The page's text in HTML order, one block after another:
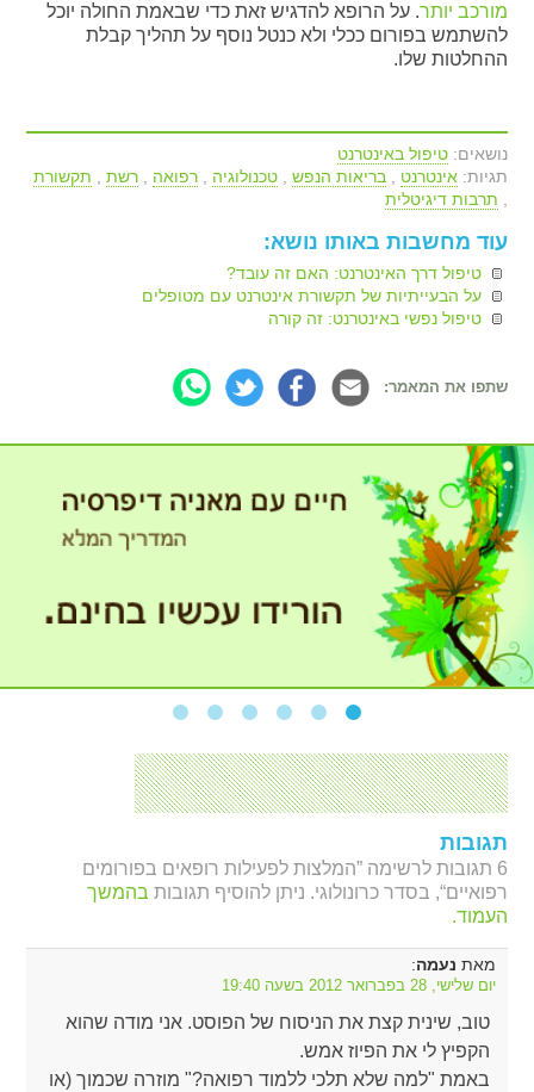
מורכב יותר. על הרופא להדגיש זאת כדי שבאמת החולה יוכל
להשתמש בפורום ככלי ולא כנטל נוסף על תהליך קבלת
ההחלטות שלו.
נושאים:טיפול באינטרנט
תגיות: אינטרנט ,בריאות הנפש ,טכנולוגיה ,רפואה ,רשת
תקשורת
תרבות דיגיטלית
עוד מחשבות באותו נושא:
טיפול דרך האינטרנט: האם זה עובד?
על הבעייתיות של תקשורת אינטרנט עם מטופלים
טיפול נפשי באינטרנט: זה קורה
שתפו את המאמר:
תגובות
6 תגובות לרשימה ”המלצות לפעילות רופאים בפורומים
רפואיים“, בסדר כרונולוגי. ניתן להוסיף תגובות בהמשך
העמוד.
מאת נעמה:
יום שלישי, 28 בפברואר 2012 בשעה 19:40
טוב, שינית קצת את הניסוח של הפוסט. אני מודה שהוא
הקפיץ לי את הפיוז אמש.
באמת "למה שלא תלכי ללמוד רפואה?" מוזרה שכמוך (או